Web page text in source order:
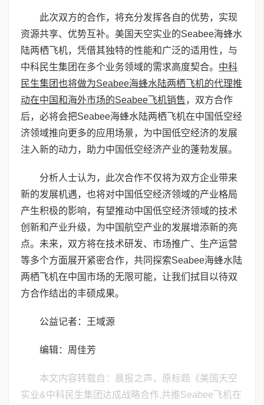
此次双方的合作，将充分发挥各自的优势，实现
资源共享、优势互补。美国天空实业的Seabee海蜂水
陆两栖飞机，凭借其独特的性能和广泛的适用性，与
中科民生集团在多个业务领域的需求高度契合。 中科
民生集团也将做为Seabee海蜂水陆两栖飞机的代理推
动在中国和海外市场的Seabee飞机销售，双方合作
后，必将会把Seabee海蜂水陆两栖飞机在中国低空经
济领域推向更多的应用场景，为中国低空经济的发展
注入新的动力，助力中国低空经济产业的蓬勃发展。
分析人士认为，此次合作不仅将为双方企业带来
新的发展机遇，也将对中国低空经济领域的产业格局
产生积极的影响，有望推动中国低空经济领域的技术
创新和产业升级，为中国航空产业的发展增添新的亮
点。未来，双方将在技术研发、市场推广、生产运营
等多个方面展开紧密合作，共同探索Seabee海蜂水陆
两栖飞机在中国市场的无限可能，让我们拭目以待双
方合作结出的丰硕成果。
公益记者：王域源
编辑：周佳芳
本文内容转载自：晨报之声，原标题《美国天空
实业&中科民生集团达成战略合作,共推Seabee飞机在